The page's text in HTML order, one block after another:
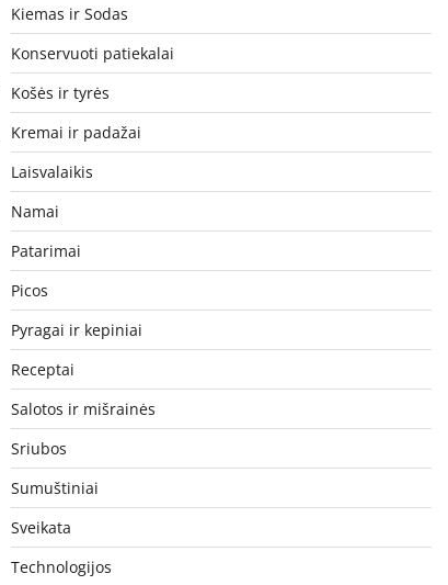
Kiemas ir Sodas
Konservuoti patiekalai
Košės ir tyrės
Kremai ir padažai
Laisvalaikis
Namai
Patarimai
Picos
Pyragai ir kepiniai
Receptai
Salotos ir mišrainės
Sriubos
Sumuštiniai
Sveikata
Technologijos